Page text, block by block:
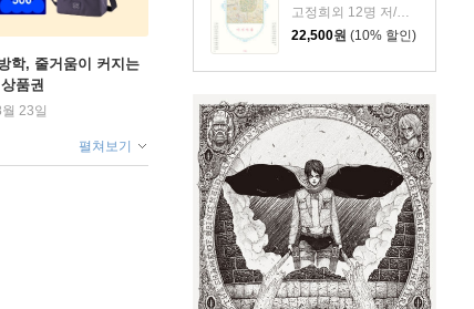
22,500원 (10% 할인)
학, 줄거움이 커지는
품권
23일
펼쳐보기